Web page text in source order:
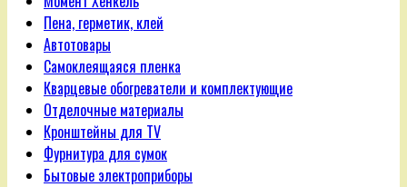
Пена, герметик, клей
Автотовары
Самоклеящаяся пленка
Кварцевые обогреватели и комплектующие
Отделочные материалы
Кронштейны для TV
Фурнитура для сумок
Бытовые электроприборы